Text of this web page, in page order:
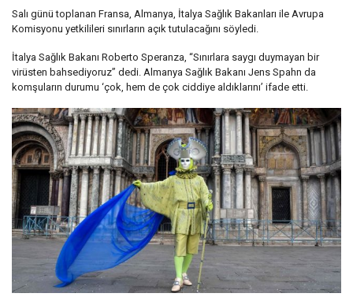
Salı günü toplanan Fransa, Almanya, İtalya Sağlık Bakanları ile Avrupa
Komisyonu yetkilileri sınırların açık tutulacağını söyledi.
İtalya Sağlık Bakanı Roberto Speranza, “Sınırlara saygı duymayan bir
virüsten bahsediyoruz” dedi. Almanya Sağlık Bakanı Jens Spahn da
komşuların durumu ‘çok, hem de çok ciddiye aldıklarını’ ifade etti.